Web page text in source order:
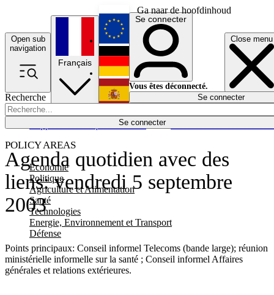
Ga naar de hoofdinhoud
Open sub
navigation
Close menu
Recherche
Se connecter
POLICY AREAS
Economie
Politique
Agriculture et Alimentation
Santé
Technologies
Energie, Environnement et Transport
Défense
Économie
Français
English
Deutsch
Español
Se connecter
Vous êtes déconnecté.
Se connecter
Agenda quotidien avec des
liens: vendredi 5 septembre
2003
Points principaux: Conseil informel Telecoms (bande large); réunion
ministérielle informelle sur la santé ; Conseil informel Affaires
générales et relations extérieures.